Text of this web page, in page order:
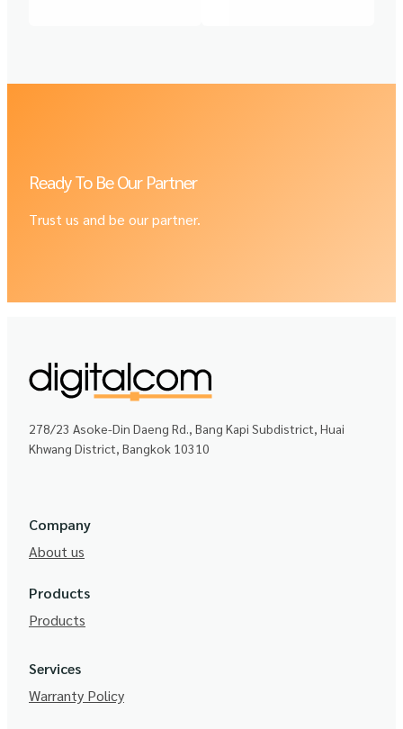
Ready To Be Our Partner
Trust us and be our partner.
278/23 Asoke-Din Daeng Rd., Bang Kapi Subdistrict, Huai
Khwang District, Bangkok 10310
Company
About us
Products
Products
Services
Warranty Policy